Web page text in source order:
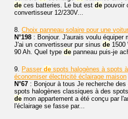
de ces batteries. Le but est de pouvoir
convertisseur 12/230V...
8. Choix panneau solaire pour une
N°198 : Bonjour. J'aurais voulu équiper
J'ai un convertisseur pur sinus de 1500
90 Ah. Quel type de panneau puis-je
9. Passer de spots halogènes à spots
économiser électricité éclairage maison
N°67 : Bonjour à tous Je recherche
spots halogènes classiques à des
de mon appartement a été conçu par
l'éclairage se fasse par...